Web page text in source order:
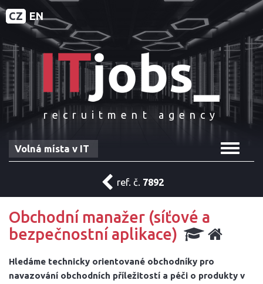
CZ EN
recruitment agency
Toggle
Volná místa v IT
ref. č. 7892
Obchodní manažer (síťové a
bezpečnostní aplikace)
Hledáme technicky orientované obchodníky pro
navazování obchodních příležitostí a péči o produkty v